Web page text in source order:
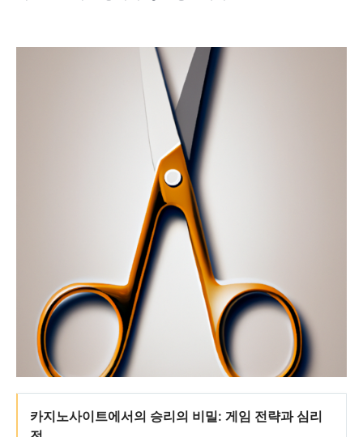
카지노사이트에서의 승리의 비밀: 게임 전략과 심리